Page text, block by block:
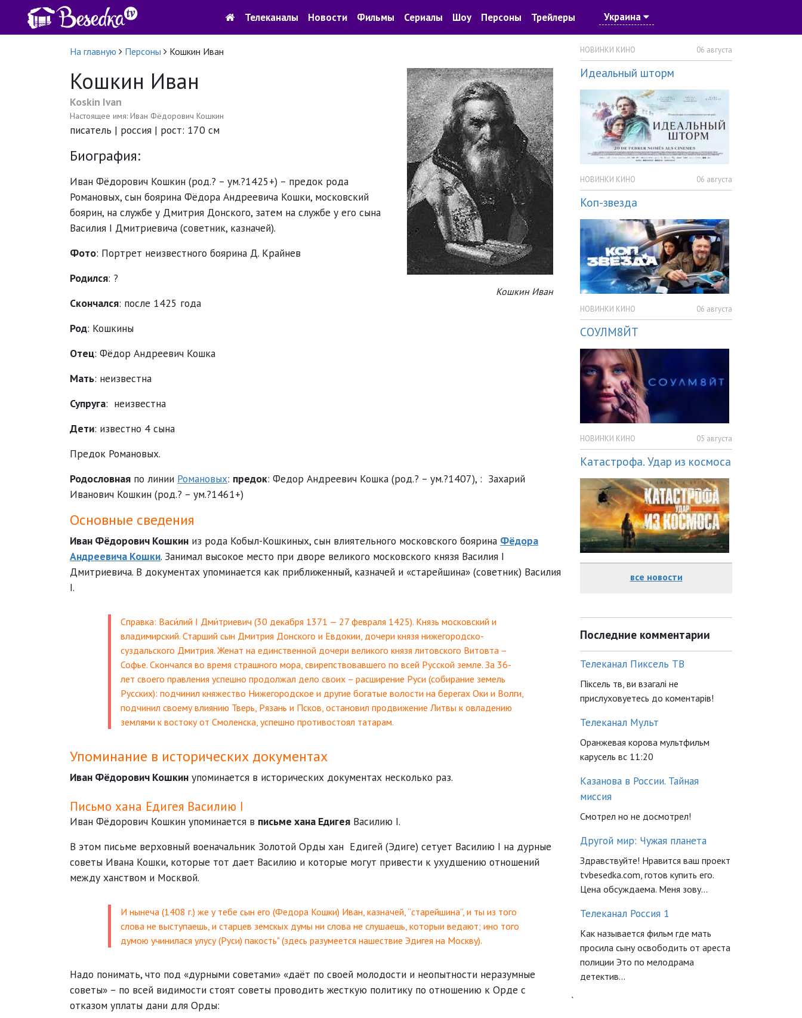
Телеканалы Новости Фильмы Сериалы Шоу Персоны Трейлеры Украина
На главную Персоны Кошкин Иван
Кошкин Иван
Кошкин Иван
Koskin Ivan
Настоящее имя: Иван Фёдорович Кошкин
писатель | россия | рост: 170 см
Биография:
Иван Фёдорович Кошкин (род.? – ум.?1425+) – предок рода
Романовых, сын боярина Фёдора Андреевича Кошки, московский
боярин, на службе у Дмитрия Донского, затем на службе у его сына
Василия I Дмитриевича (советник, казначей).
Фото: Портрет неизвестного боярина Д. Крайнев
Родился: ?
Скончался: после 1425 года
Род: Кошкины
Отец: Фёдор Андреевич Кошка
Мать: неизвестна
Супруга: неизвестна
Дети: известно 4 сына
Предок Романовых.
Родословная по линии Романовых: предок: Федор Андреевич Кошка (род.? – ум.?1407), : Захарий
Иванович Кошкин (род.? – ум.?1461+)
Основные сведения
Иван Фёдорович Кошкин из рода Кобыл-Кошкиных, сын влиятельного московского боярина Фёдора
Андреевича Кошки. Занимал высокое место при дворе великого московского князя Василия I
Дмитриевича. В документах упоминается как приближенный, казначей и «старейшина» (советник) Василия
I.
Справка: Васи́лий I Дми́триевич (30 декабря 1371 — 27 февраля 1425). Князь московский и
владимирский. Старший сын Дмитрия Донского и Евдокии, дочери князя нижегородско-
суздальского Дмитрия. Женат на единственной дочери великого князя литовского Витовта –
Софье. Скончался во время страшного мора, свирепствовавшего по всей Русской земле. За 36-
лет своего правления успешно продолжал дело своих – расширение Руси (собирание земель
Русских): подчинил княжество Нижегородское и другие богатые волости на берегах Оки и Волги,
подчинил своему влиянию Тверь, Рязань и Псков, остановил продвижение Литвы к овладению
землями к востоку от Смоленска, успешно противостоял татарам.
Упоминание в исторических документах
Иван Фёдорович Кошкин упоминается в исторических документах несколько раз.
Письмо хана Едигея Василию I
Иван Фёдорович Кошкин упоминается в письме хана Едигея Василию I.
В этом письме верховный военачальник Золотой Орды хан Едигей (Эдиге) сетует Василию I на дурные
советы Ивана Кошки, которые тот дает Василию и которые могут привести к ухудшению отношений
между ханством и Москвой.
И нынеча (1408 г.) же у тебе сын его (Федора Кошки) Иван, казначей, “старейшина”, и ты из того
слова не выступаешь, и старцев земскых думы ни слова не слушаешь, которыи ведают; ино того
думою учинилася улусу (Руси) пакость" (здесь разумеется нашествие Эдигея на Москву).
Надо понимать, что под «дурными советами» «даёт по своей молодости и неопытности неразумные
советы» – по всей видимости стоят советы проводить жесткую политику по отношению к Орде с
отказом уплаты дани для Орды:
НОВИНКИ КИНО 06 августа
Идеальный шторм
НОВИНКИ КИНО 06 августа
Коп-звезда
НОВИНКИ КИНО 06 августа
СОУЛМ8ЙТ
НОВИНКИ КИНО 05 августа
Катастрофа. Удар из космоса
все новости
Последние комментарии
Телеканал Пиксель ТВ
Піксель тв, ви взагалі не
прислуховуетесь до коментарів!
Телеканал Мульт
Оранжевая корова мультфильм
карусель вс 11:20
Казанова в России. Тайная
миссия
Смотрел но не досмотрел!
Другой мир: Чужая планета
Здравствуйте! Нравится ваш проект
tvbesedka.com, готов купить его.
Цена обсуждаема. Меня зову...
Телеканал Россия 1
Как называется фильм где мать
просила сыну освободить от ареста
полиции Это по мелодрама
детектив...
`